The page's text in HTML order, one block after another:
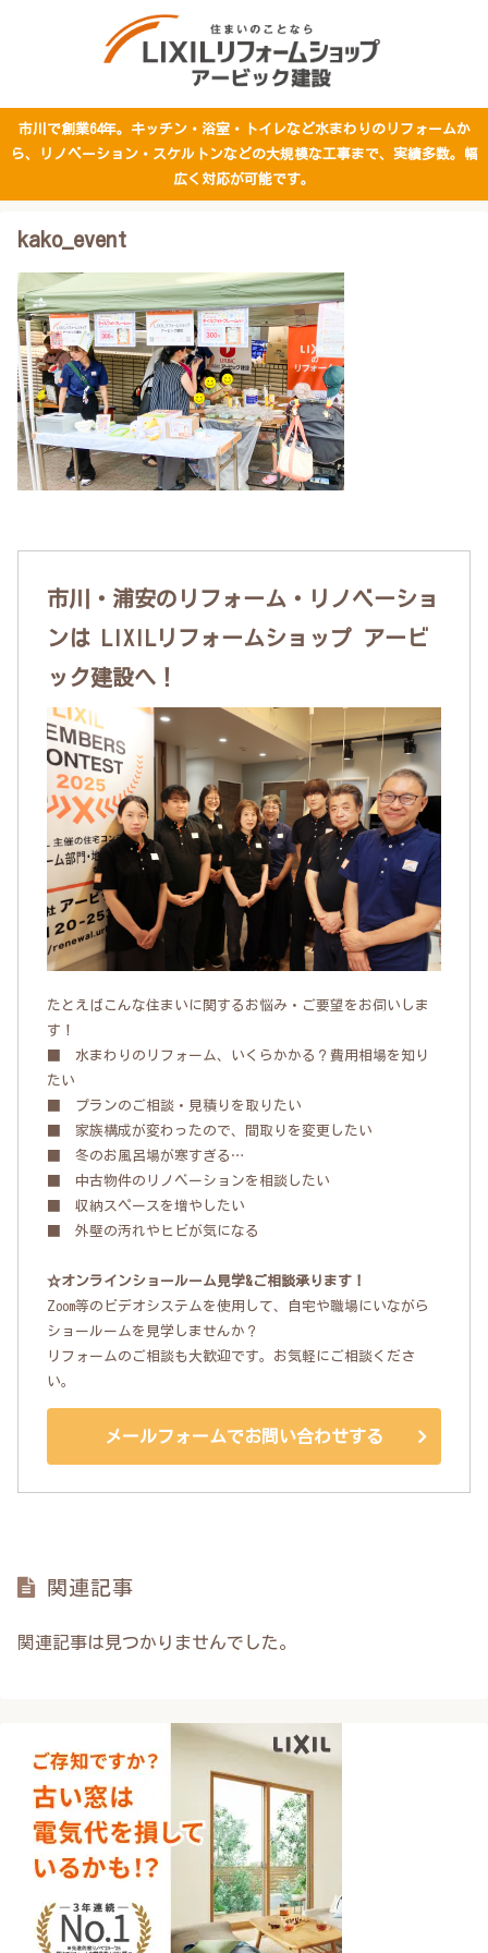
市川で創業64年。キッチン・浴室・トイレなど水まわりのリフォームか
ら、リノベーション・スケルトンなどの大規模な工事まで、実績多数。幅
広く対応が可能です。
kako_event
市川・浦安のリフォーム・リノベーショ
ンは LIXILリフォームショップ アービ
ック建設へ！
たとえばこんな住まいに関するお悩み・ご要望をお伺いしま
す！
■ 水まわりのリフォーム、いくらかかる？費用相場を知り
たい
■ プランのご相談・見積りを取りたい
■ 家族構成が変わったので、間取りを変更したい
■ 冬のお風呂場が寒すぎる…
■ 中古物件のリノベーションを相談したい
■ 収納スペースを増やしたい
■ 外壁の汚れやヒビが気になる
☆オンラインショールーム見学&ご相談承ります！
Zoom等のビデオシステムを使用して、自宅や職場にいながら
ショールームを見学しませんか？
リフォームのご相談も大歓迎です。お気軽にご相談くださ
い。
メールフォームでお問い合わせする
関連記事
関連記事は見つかりませんでした。